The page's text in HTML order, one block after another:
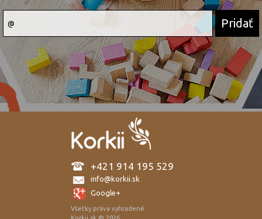
+421 914 195 529
info@korkii.sk
Google+
Všetky práva vyhradené.
Korkii.sk © 2026